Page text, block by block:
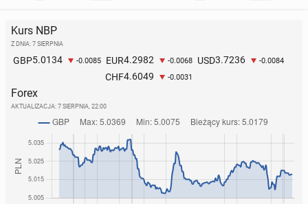
Kurs NBP
Z DNIA: 7 SIERPNIA
GBP5.0134 -0.0085 EUR4.2982 -0.0068 USD3.7236 -0.0084
CHF4.6049 -0.0031
Forex
AKTUALIZACJA: 7 SIERPNIA, 22:00